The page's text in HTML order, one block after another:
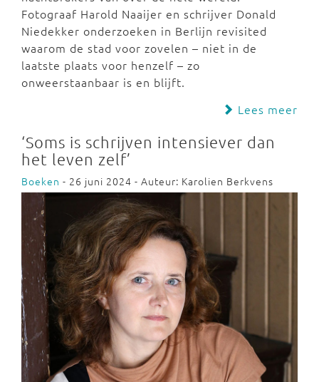
Fotograaf Harold Naaijer en schrijver Donald
Niedekker onderzoeken in Berlijn revisited
waarom de stad voor zovelen – niet in de
laatste plaats voor henzelf – zo
onweerstaanbaar is en blijft.
Lees meer
‘Soms is schrijven intensiever dan
het leven zelf’
Boeken - 26 juni 2024 - Auteur: Karolien Berkvens